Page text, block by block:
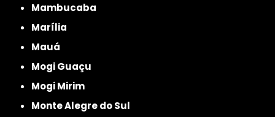
Mambucaba
Marília
Mauá
Mogi Guaçu
Mogi Mirim
Monte Alegre do Sul